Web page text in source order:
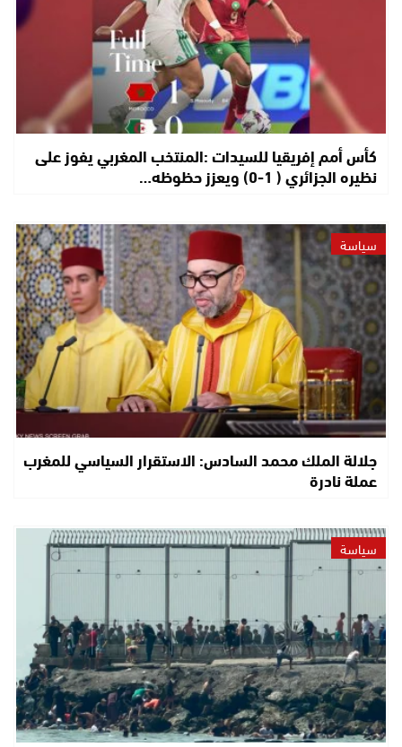
كأس أمم إفريقيا للسيدات :المنتخب المغربي يفوز على
نظيره الجزائري ( 1-0) ويعزز حظوظه…
سياسة
جلالة الملك محمد السادس: الاستقرار السياسي للمغرب
عملة نادرة
سياسة